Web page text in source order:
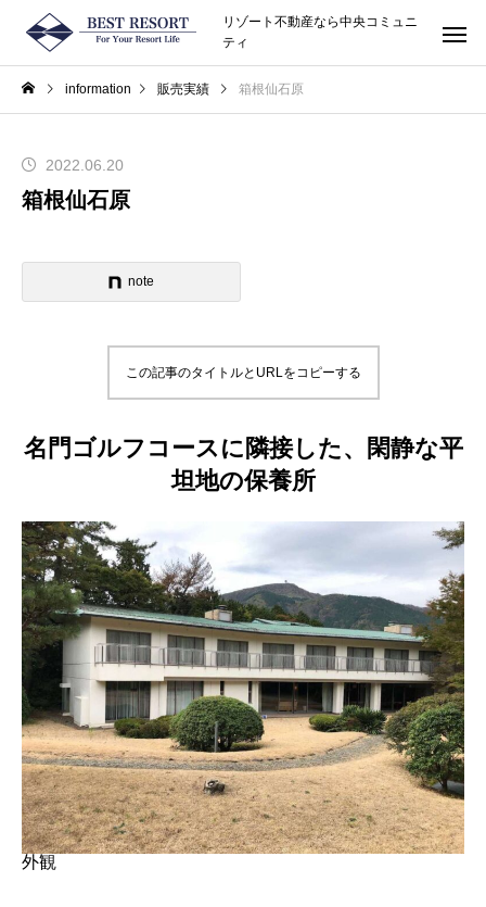
リゾート不動産なら中央コミュニ
ティ
information 販売実績 箱根仙石原
2022.06.20
箱根仙石原
note
この記事のタイトルとURLをコピーする
名門ゴルフコースに隣接した、閑静な平
坦地の保養所
外観